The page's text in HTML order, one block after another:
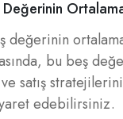
değerinin
bu beş
satış
edebilirsiniz.